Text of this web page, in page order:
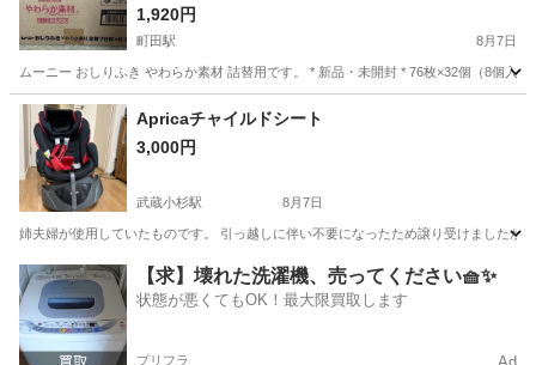
封
1,920円
町田駅 8月7日
ムーニー おしりふき やわらか素材 詰替用です。 * 新品・未開封 * 76枚×32個（8個入
神奈川 相模原市 町田駅 ベビー用品
Apricaチャイルドシート
3,000円
武蔵小杉駅 8月7日
姉夫婦が使用していたものです。 引っ越しに伴い不要になったため譲り受けました
神奈川 川崎市 武蔵小杉駅 ベビー用品 Aprica
【求】壊れた洗濯機、売ってください🧺✨
状態が悪くてもOK！最大限買取します
プリフラ